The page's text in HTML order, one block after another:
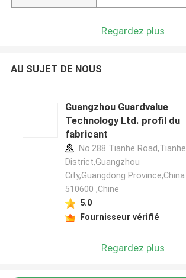
Regardez plus
AU SUJET DE NOUS
Guangzhou Guardvalue
Technology Ltd. profil du
fabricant
No.288 Tianhe Road,Tianhe
District,Guangzhou
City,Guangdong Province,China
510600 ,Chine
5.0
Fournisseur vérifié
Regardez plus